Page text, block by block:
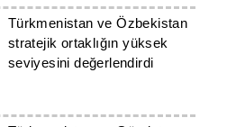
Türkmenistan ve Özbekistan
stratejik ortaklığın yüksek
seviyesini değerlendirdi